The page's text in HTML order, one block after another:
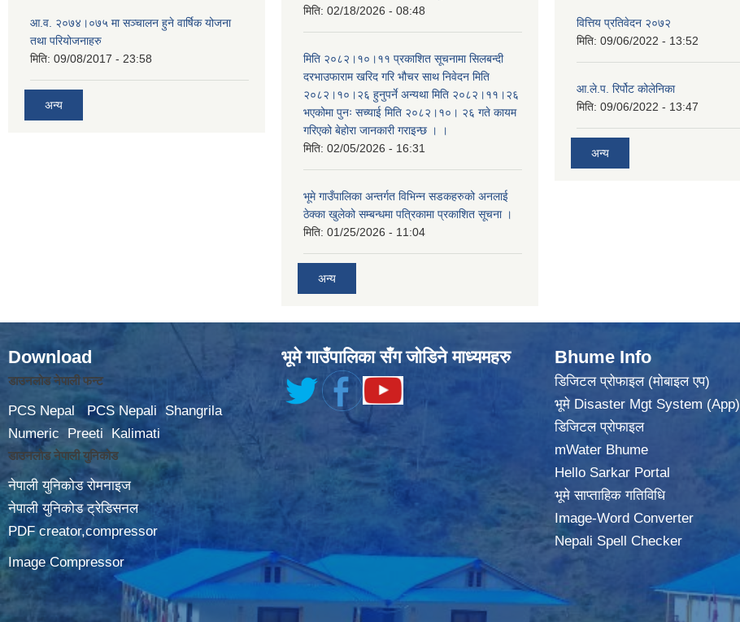
आ.व. २०७४।०७५ मा सञ्चालन हुने वार्षिक योजना
तथा परियोजनाहरु
मिति: 09/08/2017 - 23:58
अन्य
मिति: 02/18/2026 - 08:48
मिति २०८२।१०।११ प्रकाशित सूचनामा सिलबन्दी
दरभाउफाराम खरिद गरि भौचर साथ निवेदन मिति
२०८२।१०।२६ हुनुपर्ने अन्यथा मिति २०८२।११।२६
भएकोमा पुनः सच्याई मिति २०८२।१०। २६ गते कायम
गरिएको बेहोरा जानकारी गराइन्छ । ।
मिति: 02/05/2026 - 16:31
भूमे गाउँपालिका अन्तर्गत विभिन्न सडकहरुको अनलाई
ठेक्का खुलेको सम्बन्धमा पत्रिकामा प्रकाशित सूचना ।
मिति: 01/25/2026 - 11:04
अन्य
वित्तिय प्रतिवेदन २०७२
मिति: 09/06/2022 - 13:52
आ.ले.प. रिर्पोट कोलेनिका
मिति: 09/06/2022 - 13:47
अन्य
Download
डाउनलोड नेपाली फन्ट
PCS Nepal PCS Nepali
Shangrila
Numeric
Preeti Kalimati
डाउनलोड नेपाली युनिकोड
नेपाली युनिकोड रोमनाइज
नेपाली युनिकोड ट्रेडिसनल
PDF creator,compressor
Image Compressor
भूमे गाउँपालिका सँग जोडिने माध्यमहरु Bhume Info
डिजिटल प्रोफाइल (मोबाइल एप)
भूमे Disaster Mgt System (App)
डिजिटल प्रोफाइल
mWater Bhume
Hello Sarkar Portal
भूमे साप्ताहिक गतिविधि
Image-Word Converter
Nepali Spell Checker